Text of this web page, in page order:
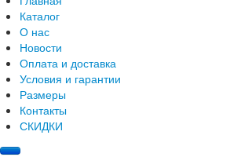
Каталог
О нас
Новости
Оплата и доставка
Условия и гарантии
Размеры
Контакты
СКИДКИ